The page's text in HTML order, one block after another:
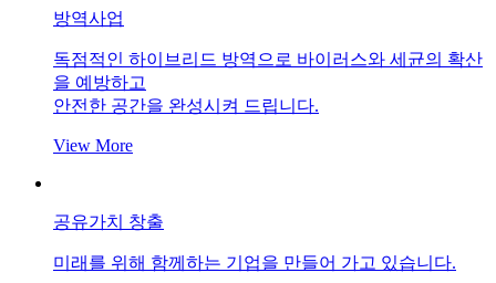
방역사업
독점적인 하이브리드 방역으로 바이러스와 세균의 확산
을 예방하고
안전한 공간을 완성시켜 드립니다.
View More
공유가치 창출
미래를 위해 함께하는 기업을 만들어 가고 있습니다.